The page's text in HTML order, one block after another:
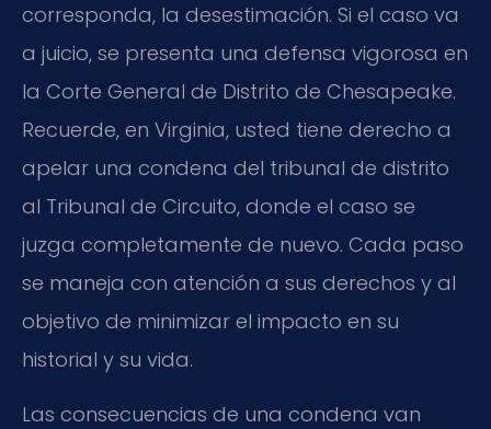
corresponda, la desestimación. Si el caso va
a juicio, se presenta una defensa vigorosa en
la Corte General de Distrito de Chesapeake.
Recuerde, en Virginia, usted tiene derecho a
apelar una condena del tribunal de distrito
al Tribunal de Circuito, donde el caso se
juzga completamente de nuevo. Cada paso
se maneja con atención a sus derechos y al
objetivo de minimizar el impacto en su
historial y su vida.
Las consecuencias de una condena van